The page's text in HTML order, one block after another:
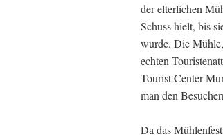
der elterlichen
Schuss hielt, bis
wurde. Die
echten
Tourist Center
man den
Da das